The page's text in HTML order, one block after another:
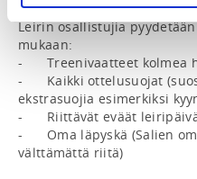
Leirin osallistujia
mukaan:
-	Treenivaatteet kolmea harjoitusta varten
-	Kaikki ottelusuojat (suosittelemme myös
ekstrasuojia esimerkiksi
-	Riittävät eväät leiripäivää varten
-	Oma läpyskä (Salien omat läpyskät eivät
välttämättä riitä)